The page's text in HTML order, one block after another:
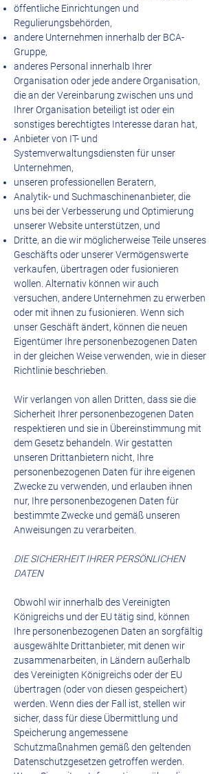
öffentliche Einrichtungen und
Regulierungsbehörden,
andere Unternehmen innerhalb der BCA-
Gruppe,
anderes Personal innerhalb Ihrer
Organisation oder jede andere Organisation,
die an der Vereinbarung zwischen uns und
Ihrer Organisation beteiligt ist oder ein
sonstiges berechtigtes Interesse daran hat,
Anbieter von IT- und
Systemverwaltungsdiensten für unser
Unternehmen,
unseren professionellen Beratern,
Analytik- und Suchmaschinenanbieter, die
uns bei der Verbesserung und Optimierung
unserer Website unterstützen, und
Dritte, an die wir möglicherweise Teile unseres
Geschäfts oder unserer Vermögenswerte
verkaufen, übertragen oder fusionieren
wollen. Alternativ können wir auch
versuchen, andere Unternehmen zu erwerben
oder mit ihnen zu fusionieren. Wenn sich
unser Geschäft ändert, können die neuen
Eigentümer Ihre personenbezogenen Daten
in der gleichen Weise verwenden, wie in dieser
Richtlinie beschrieben.
Wir verlangen von allen Dritten, dass sie die
Sicherheit Ihrer personenbezogenen Daten
respektieren und sie in Übereinstimmung mit
dem Gesetz behandeln. Wir gestatten
unseren Drittanbietern nicht, Ihre
personenbezogenen Daten für ihre eigenen
Zwecke zu verwenden, und erlauben ihnen
nur, Ihre personenbezogenen Daten für
bestimmte Zwecke und gemäß unseren
Anweisungen zu verarbeiten.
DIE SICHERHEIT IHRER PERSÖNLICHEN
DATEN
Obwohl wir innerhalb des Vereinigten
Königreichs und der EU tätig sind, können
Ihre personenbezogenen Daten an sorgfältig
ausgewählte Drittanbieter, mit denen wir
zusammenarbeiten, in Ländern außerhalb
des Vereinigten Königreichs oder der EU
übertragen (oder von diesen gespeichert)
werden. Wenn dies der Fall ist, stellen wir
sicher, dass für diese Übermittlung und
Speicherung angemessene
Schutzmaßnahmen gemäß den geltenden
Datenschutzgesetzen getroffen werden.